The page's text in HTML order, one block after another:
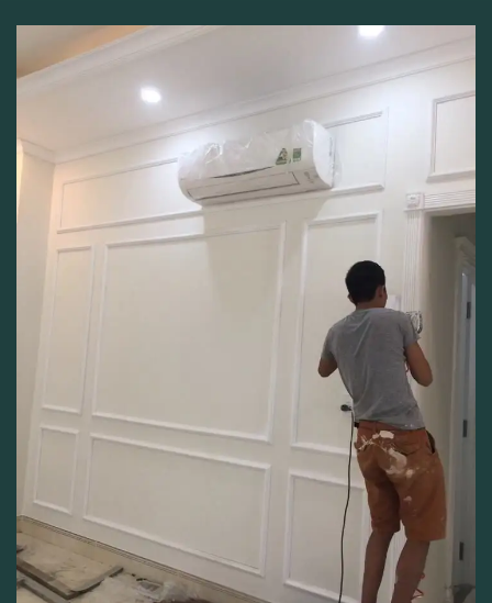
تركيب كرانيش وبانوهات فيوتك
تركيب كرانيش فيوتك يضيف جمالاً وتصميماً فاخراً لمنزلك. سنقدم